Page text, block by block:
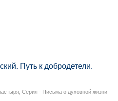
Путь к добродетели.
Серия - Письма о духовной жизни